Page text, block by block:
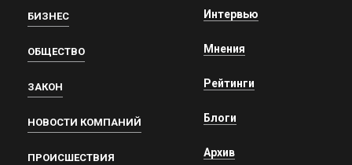
БИЗНЕС
ОБЩЕСТВО
ЗАКОН
НОВОСТИ КОМПАНИЙ
ПРОИСШЕСТВИЯ
Интервью
Мнения
Рейтинги
Блоги
Архив